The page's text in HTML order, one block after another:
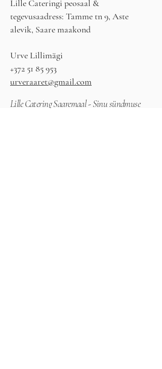
Lille Cateringi peosaal &
tegevusaadress: Tamme tn 9, Aste
alevik, Saare maakond​
Urve Lillimägi
+372 51 85 953
urveraaret@gmail.com
Lille Catering Saaremaal - Sinu sündmuse